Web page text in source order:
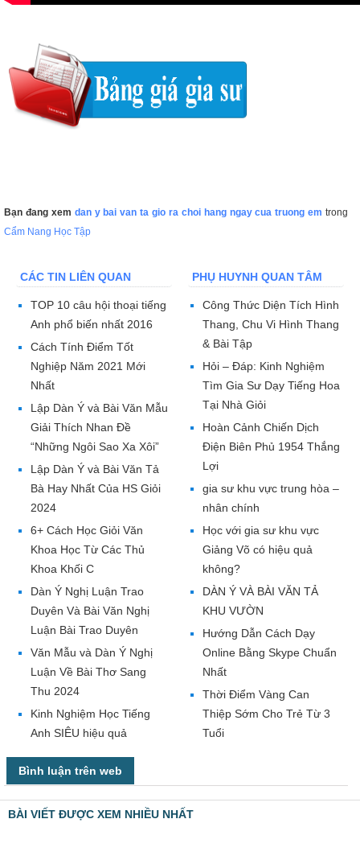
Bạn đang xem dan y bai van ta gio ra choi hang ngay cua truong em trong
Cẩm Nang Học Tập
CÁC TIN LIÊN QUAN
TOP 10 câu hội thoại tiếng
Anh phổ biến nhất 2016
Cách Tính Điểm Tốt
Nghiệp Năm 2021 Mới
Nhất
Lập Dàn Ý và Bài Văn Mẫu
Giải Thích Nhan Đề
“Những Ngôi Sao Xa Xôi”
Lập Dàn Ý và Bài Văn Tả
Bà Hay Nhất Của HS Giỏi
2024
6+ Cách Học Giỏi Văn
Khoa Học Từ Các Thủ
Khoa Khối C
Dàn Ý Nghị Luận Trao
Duyên Và Bài Văn Nghị
Luận Bài Trao Duyên
Văn Mẫu và Dàn Ý Nghị
Luận Về Bài Thơ Sang
Thu 2024
Kinh Nghiệm Học Tiếng
Anh SIÊU hiệu quả
PHỤ HUYNH QUAN TÂM
Công Thức Diện Tích Hình
Thang, Chu Vi Hình Thang
& Bài Tập
Hỏi – Đáp: Kinh Nghiệm
Tìm Gia Sư Dạy Tiếng Hoa
Tại Nhà Giỏi
Hoàn Cảnh Chiến Dịch
Điện Biên Phủ 1954 Thắng
Lợi
gia sư khu vực trung hòa –
nhân chính
Học với gia sư khu vực
Giảng Võ có hiệu quả
không?
DÀN Ý VÀ BÀI VĂN TẢ
KHU VƯỜN
Hướng Dẫn Cách Dạy
Online Bằng Skype Chuẩn
Nhất
Thời Điểm Vàng Can
Thiệp Sớm Cho Trẻ Từ 3
Tuổi
Bình luận trên web
BÀI VIẾT ĐƯỢC XEM NHIỀU NHẤT